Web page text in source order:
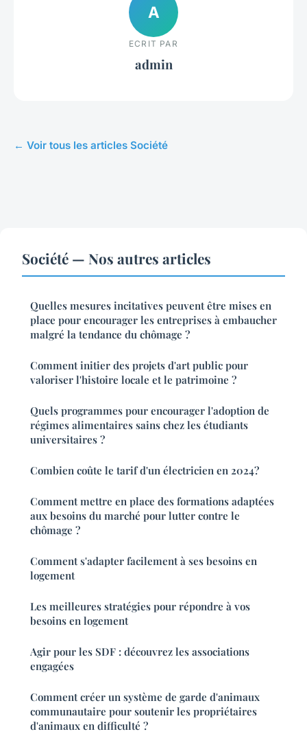
A
ECRIT PAR
admin
← Voir tous les articles Société
Société — Nos autres articles
Quelles mesures incitatives peuvent être mises en
place pour encourager les entreprises à embaucher
malgré la tendance du chômage ?
Comment initier des projets d'art public pour
valoriser l'histoire locale et le patrimoine ?
Quels programmes pour encourager l'adoption de
régimes alimentaires sains chez les étudiants
universitaires ?
Combien coûte le tarif d'un électricien en 2024?
Comment mettre en place des formations adaptées
aux besoins du marché pour lutter contre le
chômage ?
Comment s'adapter facilement à ses besoins en
logement
Les meilleures stratégies pour répondre à vos
besoins en logement
Agir pour les SDF : découvrez les associations
engagées
Comment créer un système de garde d'animaux
communautaire pour soutenir les propriétaires
d'animaux en difficulté ?